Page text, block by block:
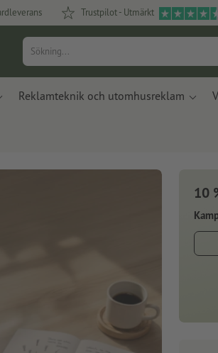
Trustpilot - Utmärkt
Reklamteknik och utomhusreklam
10